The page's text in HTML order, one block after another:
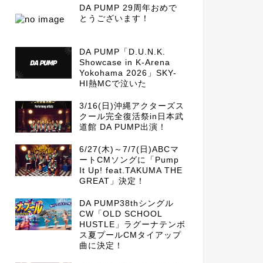
DA PUMP 29周年おめで
とうございます！
DA PUMP「D.U.N.K.
Showcase in K-Arena
Yokohama 2026」SKY-
HI熱MCで泣いた
3/16(日)沖縄アクターズス
クール完全復活祭in日本武
道館 DA PUMP出演！
6/27(木)～7/7(日)ABCマ
ートCMソングに「Pump
It Up! feat.TAKUMA THE
GREAT」決定！
DA PUMP38thシングル
CW「OLD SCHOOL
HUSTLE」ラグーナテンボ
ス夏プールCMタイアップ
曲に決定！